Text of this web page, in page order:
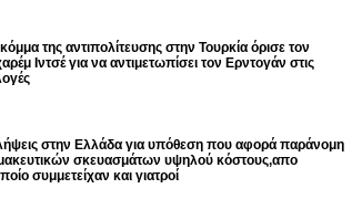
της αντιπολίτευσης στην Τουρκία όρισε τον
Ιντσέ για να αντιμετωπίσει τον Ερντογάν στις
στην Ελλάδα για υπόθεση που αφορά παράνομη
σκευασμάτων υψηλού κόστους,απο
συμμετείχαν και γιατροί